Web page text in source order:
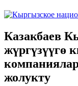
Казакбаев
жүргүзүүгө
жолукту